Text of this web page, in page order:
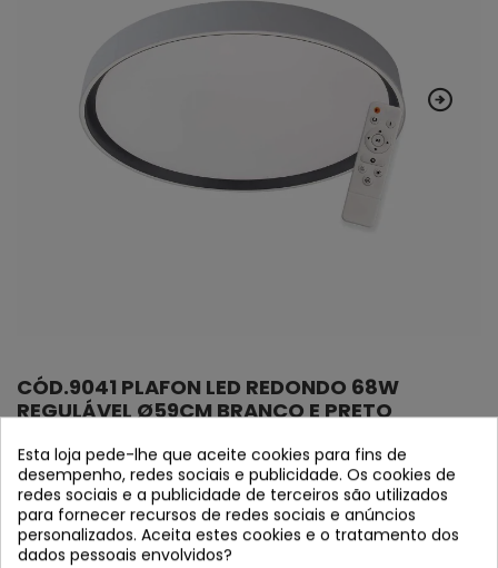
CÓD.9041 PLAFON LED REDONDO 68W
REGULÁVEL Ø59CM BRANCO E PRETO
Referência 9041
"NOVIDADE 2025" EM FESTOQUE
Teto do diodo emissor de luz acrílico e metal preto e
branco
Esta loja pede-lhe que aceite cookies para fins de
desempenho, redes sociais e publicidade. Os cookies de
redes sociais e a publicidade de terceiros são utilizados
para fornecer recursos de redes sociais e anúncios
personalizados. Aceita estes cookies e o tratamento dos
dados pessoais envolvidos?